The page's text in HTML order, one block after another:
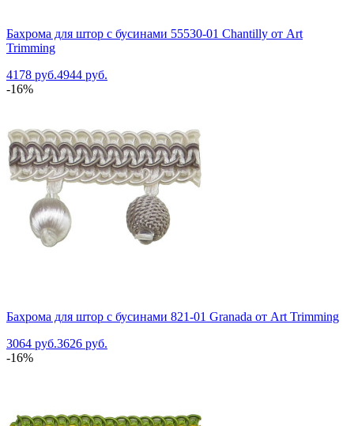
Бахрома для штор с бусинами 55530-01 Chantilly от Art
Trimming
4178 руб.4944 руб.
-16%
Бахрома для штор с бусинами 821-01 Granada от Art Trimming
3064 руб.3626 руб.
-16%